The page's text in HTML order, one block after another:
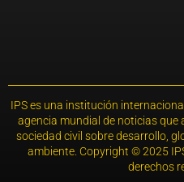
IPS es una institución
agencia mundial de noticias que
sociedad civil sobre desarrollo,
ambiente. Copyright © 2025
derechos